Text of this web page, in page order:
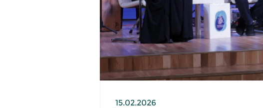
15.02.2026